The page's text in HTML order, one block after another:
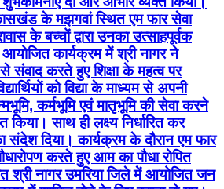
के मझगवां स्थित एम फार सेवा
के बच्चों द्वारा उनका उत्साहपूर्वक
कार्यक्रम में श्री नागर ने
से संवाद करते हुए शिक्षा के महत्व पर
को विद्या के माध्यम से अपनी
कर्मभूमि एवं मातृभूमि की सेवा करने
साथ ही लक्ष्य निर्धारित कर
दिया। कार्यक्रम के दौरान एम फार
करते हुए आम का पौधा रोपित
श्री नागर उमरिया जिले में आयोजित जन